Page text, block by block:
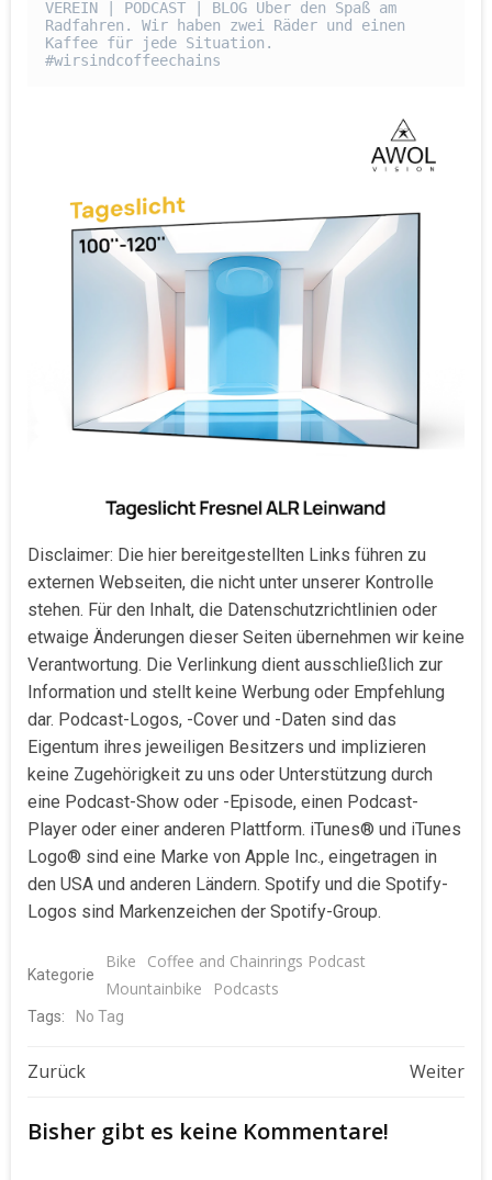
VEREIN | PODCAST | BLOG Über den Spaß am
Radfahren. Wir haben zwei Räder und einen
Kaffee für jede Situation.
#wirsindcoffeechains
Disclaimer: Die hier bereitgestellten Links führen zu
externen Webseiten, die nicht unter unserer Kontrolle
stehen. Für den Inhalt, die Datenschutzrichtlinien oder
etwaige Änderungen dieser Seiten übernehmen wir keine
Verantwortung. Die Verlinkung dient ausschließlich zur
Information und stellt keine Werbung oder Empfehlung
dar. Podcast-Logos, -Cover und -Daten sind das
Eigentum ihres jeweiligen Besitzers und implizieren
keine Zugehörigkeit zu uns oder Unterstützung durch
eine Podcast-Show oder -Episode, einen Podcast-
Player oder einer anderen Plattform. iTunes® und iTunes
Logo® sind eine Marke von Apple Inc., eingetragen in
den USA und anderen Ländern. Spotify und die Spotify-
Logos sind Markenzeichen der Spotify-Group.
Kategorie
Bike
Coffee and Chainrings Podcast
Mountainbike
Podcasts
Tags: No Tag
Beitragsnavigation
Zurück Weiter
Bisher gibt es keine Kommentare!